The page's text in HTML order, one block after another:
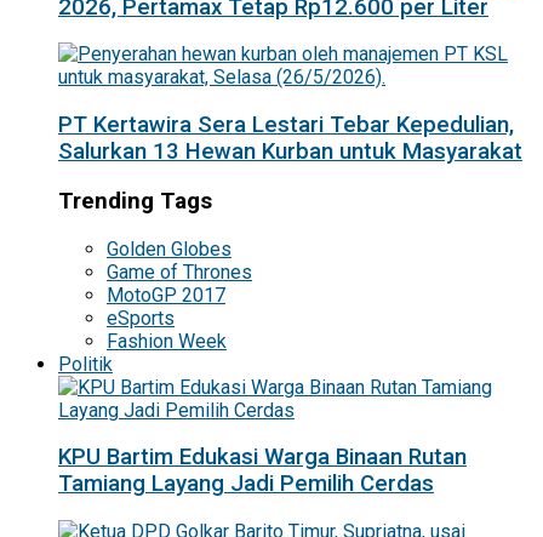
2026, Pertamax Tetap Rp12.600 per Liter
PT Kertawira Sera Lestari Tebar Kepedulian,
Salurkan 13 Hewan Kurban untuk Masyarakat
Trending Tags
Golden Globes
Game of Thrones
MotoGP 2017
eSports
Fashion Week
Politik
KPU Bartim Edukasi Warga Binaan Rutan
Tamiang Layang Jadi Pemilih Cerdas